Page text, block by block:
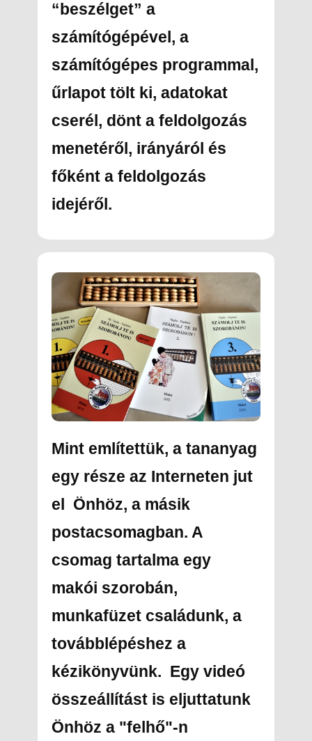
“beszélget” a
számítógépével, a
számítógépes programmal,
űrlapot tölt ki, adatokat
cserél, dönt a feldolgozás
menetéről, irányáról és
főként a feldolgozás
idejéről.
Mint említettük, a tananyag
egy része az Interneten jut
el Önhöz, a másik
postacsomagban. A
csomag tartalma egy
makói szorobán,
munkafüzet családunk, a
továbblépéshez a
kézikönyvünk. Egy videó
összeállítást is eljuttatunk
Önhöz a "felhő"-n